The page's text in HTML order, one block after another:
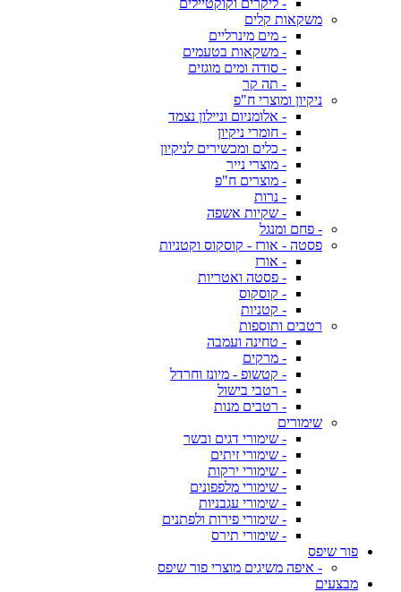
- ליקרים וקוקטיילים
משקאות קלים
- מים מינרליים
- משקאות בטעמים
- סודה ומים מוגזים
- תה קר
ניקיון ומוצרי ח"פ
- אלומניום וניילון נצמד
- חומרי ניקיון
- כלים ומכשירים לניקיון
- מוצרי נייר
- מוצרים ח"פ
- נרות
- שקיות אשפה
- פחם ומנגל
פסטה - אורז - קוסקוס וקטניות
- אורז
- פסטה ואטריות
- קוסקוס
- קטניות
רטבים ותוספות
- טחינה ועמבה
- מרקים
- קטשופ - מיונז וחרדל
- רטבי בישול
- רטבים מנות
שימורים
- שימורי דגים ובשר
- שימורי זיתים
- שימורי ירקות
- שימורי מלפפונים
- שימורי עגבניות
- שימורי פירות ולפתנים
- שימורי תירס
פור שיפס
- איפה משיגים מוצרי פור שיפס
מבצעים